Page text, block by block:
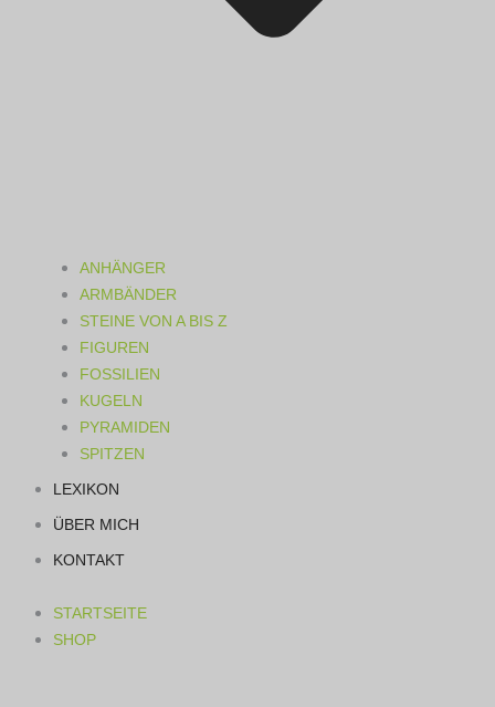
ANHÄNGER
ARMBÄNDER
STEINE VON A BIS Z
FIGUREN
FOSSILIEN
KUGELN
PYRAMIDEN
SPITZEN
LEXIKON
ÜBER MICH
KONTAKT
STARTSEITE
SHOP